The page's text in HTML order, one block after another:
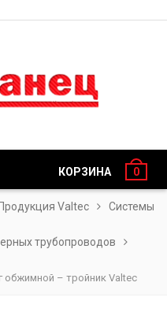
КОРЗИНА 0
Продукция Valtec Системы
трубопроводов
обжимной – тройник Valtec